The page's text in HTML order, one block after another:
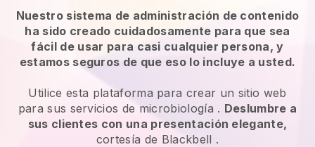
Nuestro sistema de administración de contenido
ha sido creado cuidadosamente para que sea
fácil de usar para casi cualquier persona, y
estamos seguros de que eso lo incluye a usted.
Utilice esta plataforma para crear un sitio web
parasus servicios de microbiología . Deslumbre a
sus clientes con una presentación elegante,
cortesía de Blackbell .